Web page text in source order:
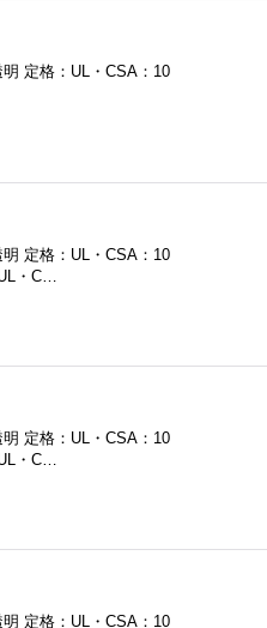
定格：UL・CSA：10
定格：UL・CSA：10
・C…
定格：UL・CSA：10
・C…
定格：UL・CSA：10